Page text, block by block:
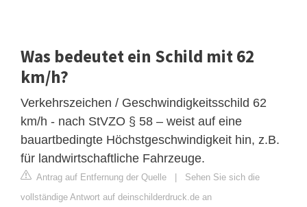
Was bedeutet ein Schild mit 62
km/h?
Verkehrszeichen / Geschwindigkeitsschild 62
km/h - nach StVZO § 58 – weist auf eine
bauartbedingte Höchstgeschwindigkeit hin, z.B.
für landwirtschaftliche Fahrzeuge.
Antrag auf Entfernung der Quelle | Sehen Sie sich die
vollständige Antwort auf deinschilderdruck.de an